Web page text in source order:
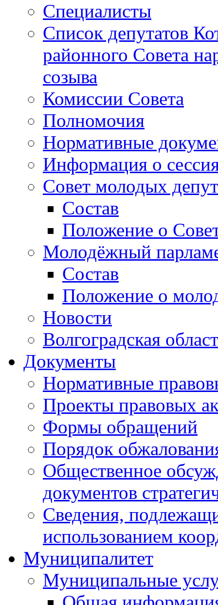
Специалисты
Список депутатов
районного Совета
созыва
Комиссии Совета
Полномочия
Нормативные
Информация о
Совет молодых
Состав
Положение о
Молодёжный
Состав
Положение о
Новости
Волгоградская
Документы
Нормативные
Проекты правовых
Формы обращений
Порядок
Общественное
документов
Сведения,
использованием
Муниципалитет
Муниципальные